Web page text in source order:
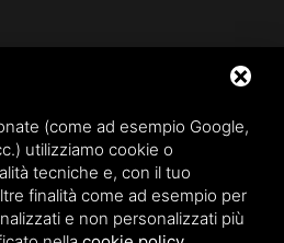
(fino al 31/10/2023)
(dal 01/11/2023)
(come ad esempio Google,
utilizziamo cookie o
tecniche e, con il tuo
finalità come ad esempio per
e non personalizzati più